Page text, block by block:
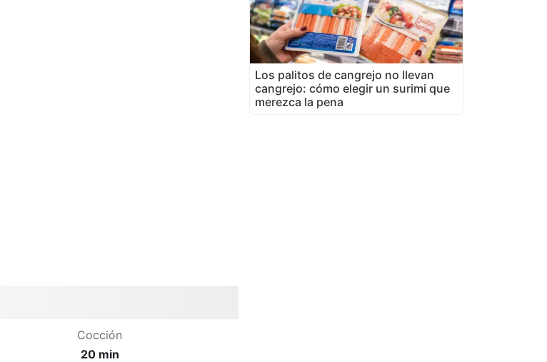
Cocción
20 min
Los palitos de cangrejo no llevan
cangrejo: cómo elegir un surimi que
merezca la pena